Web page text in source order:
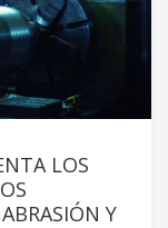
LOS
Y